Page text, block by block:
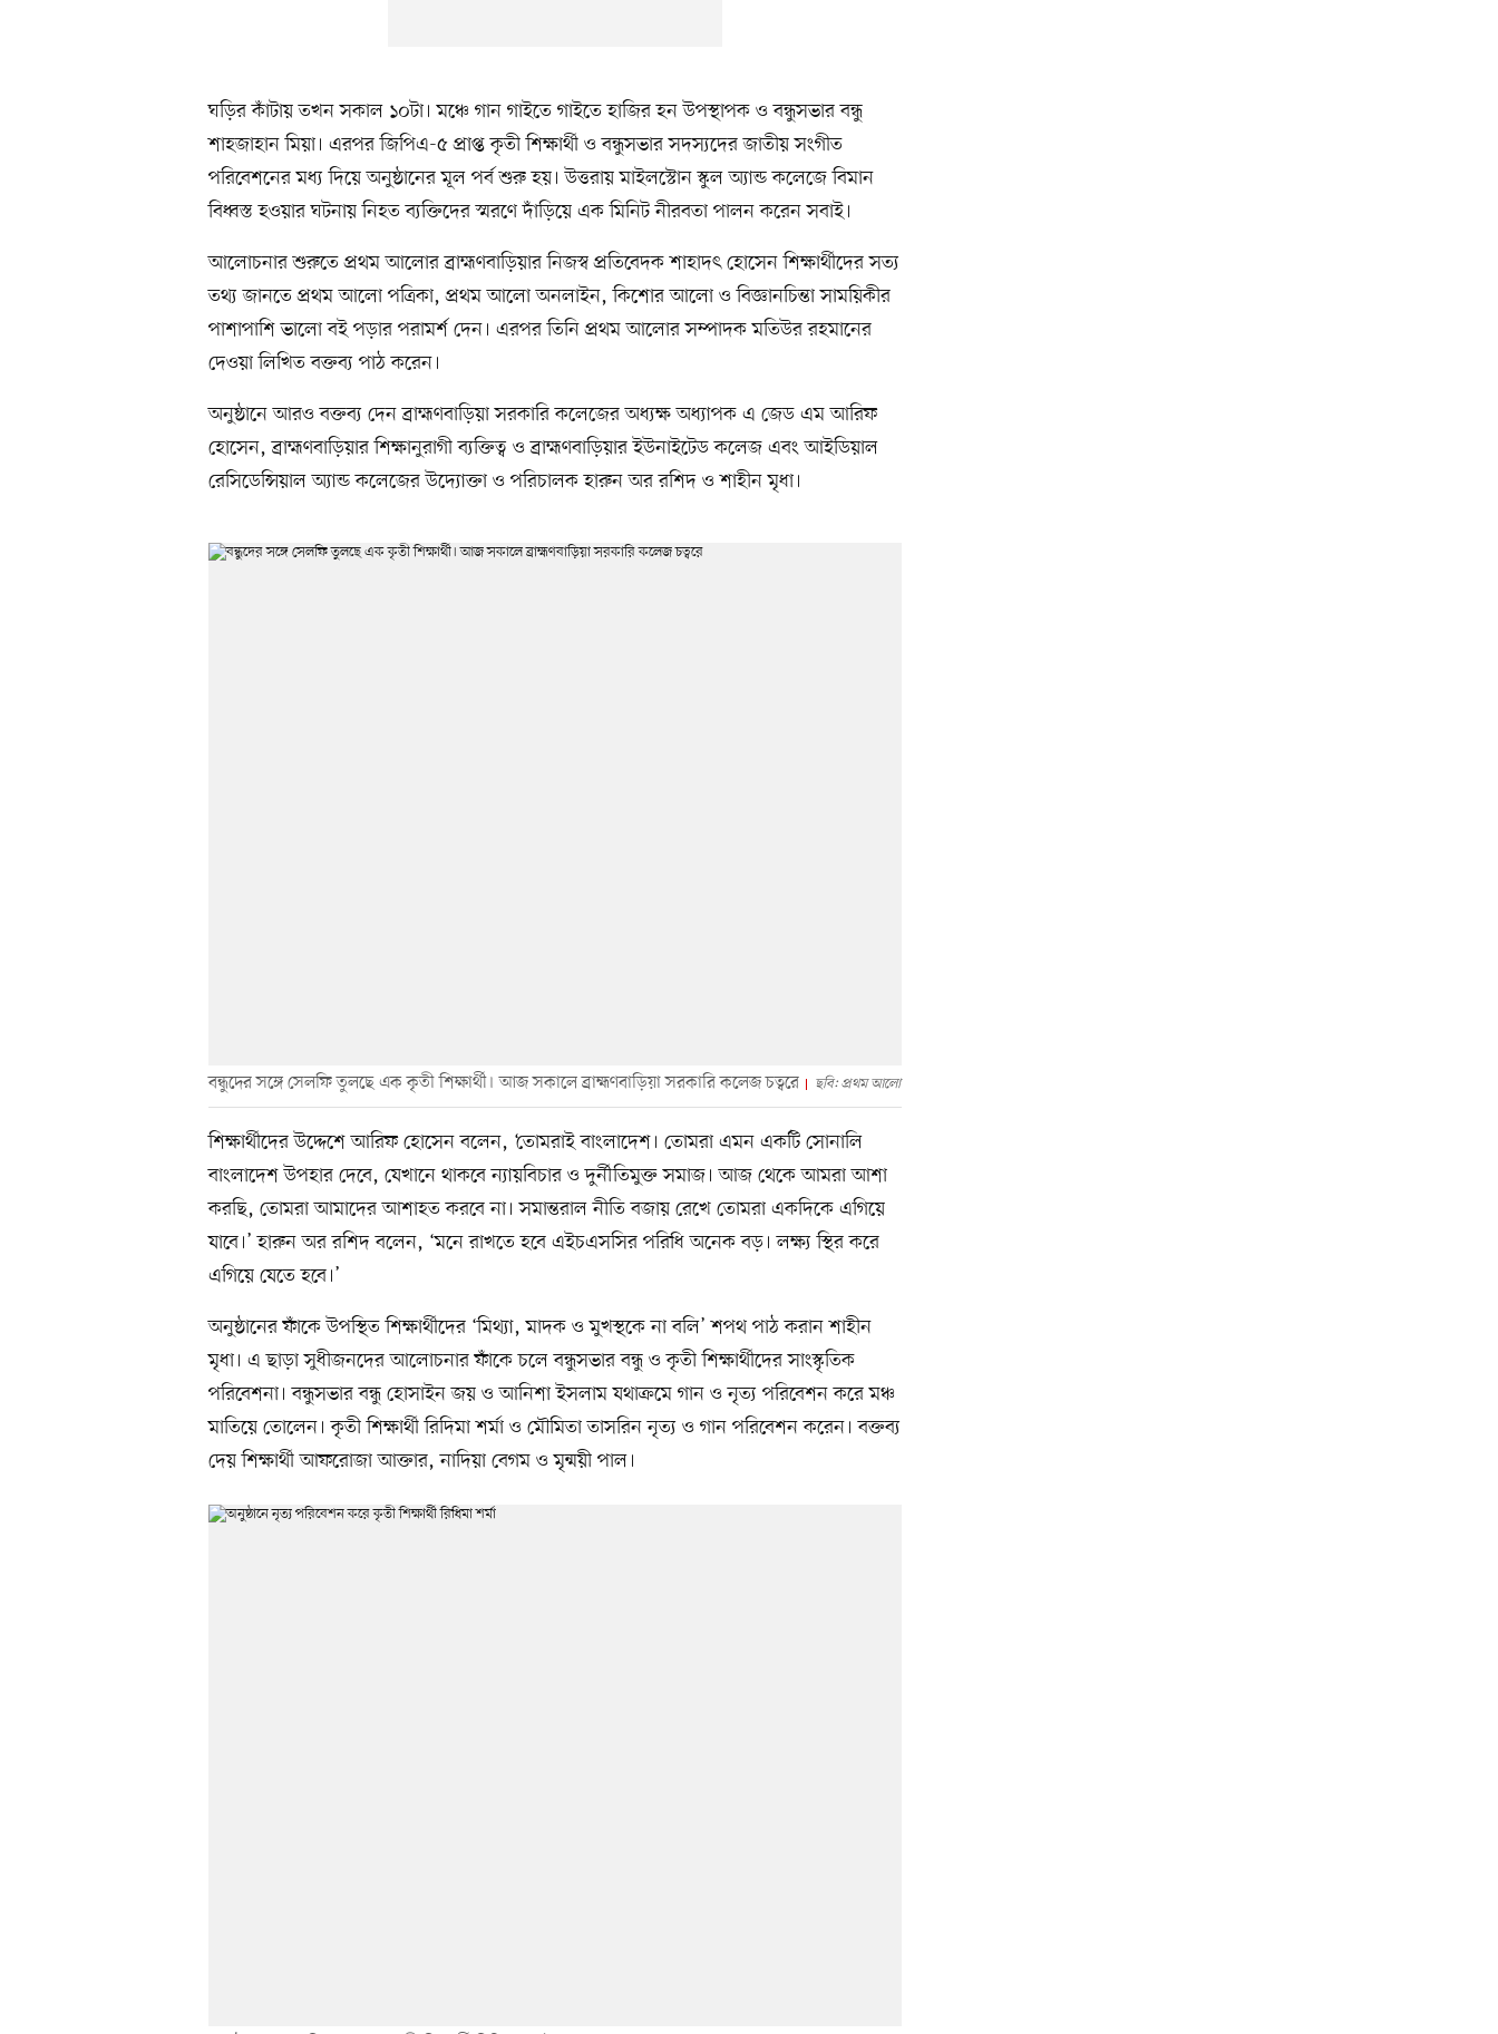
ঘড়ির কাঁটায় তখন সকাল ১০টা। মঞ্চে গান গাইতে গাইতে হাজির হন উপস্থাপক ও বন্ধুসভার বন্ধু
শাহজাহান মিয়া। এরপর জিপিএ-৫ প্রাপ্ত কৃতী শিক্ষার্থী ও বন্ধুসভার সদস্যদের জাতীয় সংগীত
পরিবেশনের মধ্য দিয়ে অনুষ্ঠানের মূল পর্ব শুরু হয়। উত্তরায় মাইলস্টোন স্কুল অ্যান্ড কলেজে বিমান
বিধ্বস্ত হওয়ার ঘটনায় নিহত ব্যক্তিদের স্মরণে দাঁড়িয়ে এক মিনিট নীরবতা পালন করেন সবাই।
আলোচনার শুরুতে প্রথম আলোর ব্রাহ্মণবাড়িয়ার নিজস্ব প্রতিবেদক শাহাদৎ হোসেন শিক্ষার্থীদের সত্য
তথ্য জানতে প্রথম আলো পত্রিকা, প্রথম আলো অনলাইন, কিশোর আলো ও বিজ্ঞানচিন্তা সাময়িকীর
পাশাপাশি ভালো বই পড়ার পরামর্শ দেন। এরপর তিনি প্রথম আলোর সম্পাদক মতিউর রহমানের
দেওয়া লিখিত বক্তব্য পাঠ করেন।
অনুষ্ঠানে আরও বক্তব্য দেন ব্রাহ্মণবাড়িয়া সরকারি কলেজের অধ্যক্ষ অধ্যাপক এ জেড এম আরিফ
হোসেন, ব্রাহ্মণবাড়িয়ার শিক্ষানুরাগী ব্যক্তিত্ব ও ব্রাহ্মণবাড়িয়ার ইউনাইটেড কলেজ এবং আইডিয়াল
রেসিডেন্সিয়াল অ্যান্ড কলেজের উদ্যোক্তা ও পরিচালক হারুন অর রশিদ ও শাহীন মৃধা।
বন্ধুদের সঙ্গে সেলফি তুলছে এক কৃতী শিক্ষার্থী। আজ সকালে ব্রাহ্মণবাড়িয়া সরকারি কলেজ চত্বরে ছবি: প্রথম আলো
শিক্ষার্থীদের উদ্দেশে আরিফ হোসেন বলেন, ‘তোমরাই বাংলাদেশ। তোমরা এমন একটি সোনালি
বাংলাদেশ উপহার দেবে, যেখানে থাকবে ন্যায়বিচার ও দুর্নীতিমুক্ত সমাজ। আজ থেকে আমরা আশা
করছি, তোমরা আমাদের আশাহত করবে না। সমান্তরাল নীতি বজায় রেখে তোমরা একদিকে এগিয়ে
যাবে।’ হারুন অর রশিদ বলেন, ‘মনে রাখতে হবে এইচএসসির পরিধি অনেক বড়। লক্ষ্য স্থির করে
এগিয়ে যেতে হবে।’
অনুষ্ঠানের ফাঁকে উপস্থিত শিক্ষার্থীদের ‘মিথ্যা, মাদক ও মুখস্থকে না বলি’ শপথ পাঠ করান শাহীন
মৃধা। এ ছাড়া সুধীজনদের আলোচনার ফাঁকে চলে বন্ধুসভার বন্ধু ও কৃতী শিক্ষার্থীদের সাংস্কৃতিক
পরিবেশনা। বন্ধুসভার বন্ধু হোসাইন জয় ও আনিশা ইসলাম যথাক্রমে গান ও নৃত্য পরিবেশন করে মঞ্চ
মাতিয়ে তোলেন। কৃতী শিক্ষার্থী রিদিমা শর্মা ও মৌমিতা তাসরিন নৃত্য ও গান পরিবেশন করেন। বক্তব্য
দেয় শিক্ষার্থী আফরোজা আক্তার, নাদিয়া বেগম ও মৃন্ময়ী পাল।